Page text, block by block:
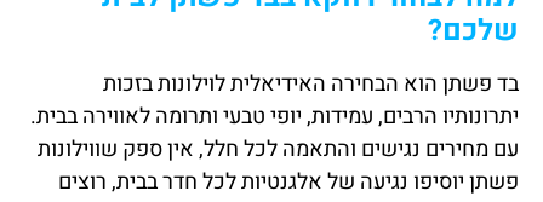
שלכם?
בד פשתן הוא הבחירה האידיאלית לוילונות בזכות
יתרונותיו הרבים, עמידות, יופי טבעי ותרומה לאווירה בבית.
עם מחירים נגישים והתאמה לכל חלל, אין ספק שווילונות
פשתן יוסיפו נגיעה של אלגנטיות לכל חדר בבית, רוצים